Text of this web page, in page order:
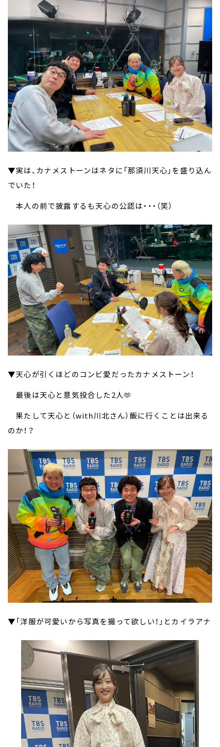
▼実は、カナメストーンはネタに「那須川天心」を盛り込ん
でいた！
本人の前で披露するも天心の公認は・・・（笑）
▼天心が引くほどのコンビ愛だったカナメストーン！
最後は天心と意気投合した2人🫶
果たして天心と（with川北さん）飯に行くことは出来る
のか！？
▼「洋服が可愛いから写真を撮って欲しい！」とカイラアナ